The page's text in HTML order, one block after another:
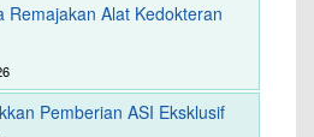
Remajakan Alat Kedokteran
Pemberian ASI Eksklusif